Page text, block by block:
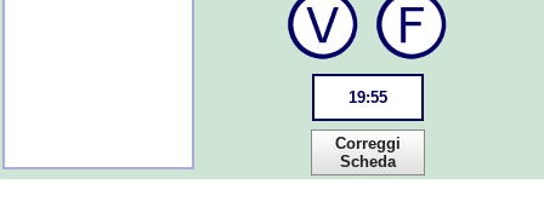
19:55
Correggi
Scheda